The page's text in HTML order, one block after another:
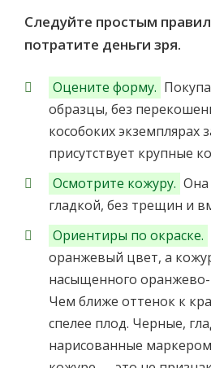
Следуйте простым
потратите деньги зря.
Оцените форму.
образцы, без
кособоких экземплярах
присутствует крупные
Осмотрите кожуру. Она
гладкой, без трещин и
Ориентиры по окраске.
оранжевый цвет, а
насыщенного оранжево-
Чем ближе оттенок к
спелее плод. Черные,
нарисованные